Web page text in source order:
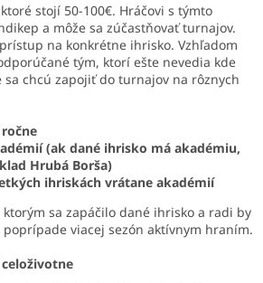
stojí 50-100€. Hráčovi s týmto
a môže sa zúčastňovať turnajov.
na konkrétne ihrisko. Vzhľadom
tým, ktorí ešte nevedia kde
chcú zapojiť do turnajov na rôznych
(ak dané ihrisko má akadémiu,
Hrubá Borša)
ihriskách vrátane akadémií
sa zapáčilo dané ihrisko a radi by
viacej sezón aktívnym hraním.